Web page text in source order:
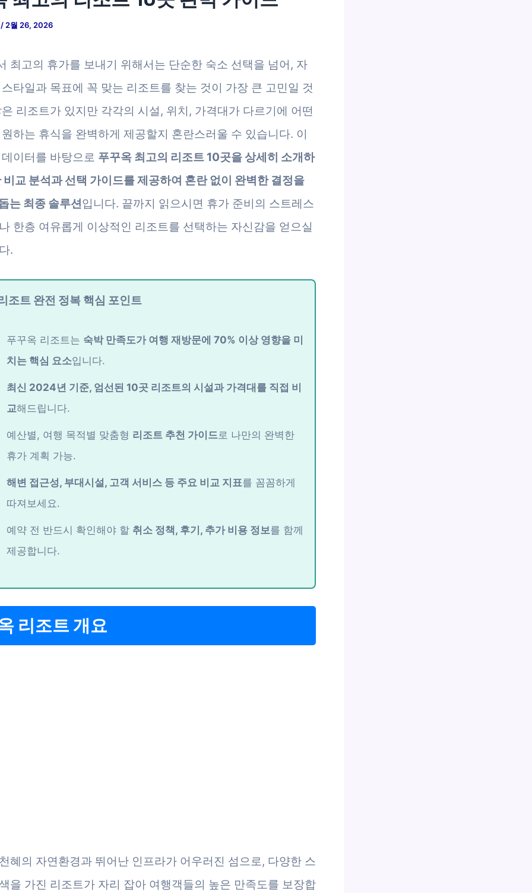
/ 2월 26, 2026
최고의 휴가를 보내기 위해서는 단순한 숙소 선택을 넘어, 자
타일과 목표에 꼭 맞는 리조트를 찾는 것이 가장 큰 고민일 것
리조트가 있지만 각각의 시설, 위치, 가격대가 다르기에 어떤
하는 휴식을 완벽하게 제공할지 혼란스러울 수 있습니다. 이
이터를 바탕으로 푸꾸옥 최고의 리조트 10곳을 상세히 소개하
비교 분석과 선택 가이드를 제공하여 혼란 없이 완벽한 결정을
는 최종 솔루션입니다. 끝까지 읽으시면 휴가 준비의 스트레스
한층 여유롭게 이상적인 리조트를 선택하는 자신감을 얻으실
.
조트 완전 정복 핵심 포인트
푸꾸옥 리조트는 숙박 만족도가 여행 재방문에 70% 이상 영향을 미
치는 핵심 요소입니다.
최신 2024년 기준, 엄선된 10곳 리조트의 시설과 가격대를 직접 비
교해드립니다.
예산별, 여행 목적별 맞춤형 리조트 추천 가이드로 나만의 완벽한
휴가 계획 가능.
해변 접근성, 부대시설, 고객 서비스 등 주요 비교 지표를 꼼꼼하게
따져보세요.
예약 전 반드시 확인해야 할 취소 정책, 후기, 추가 비용 정보를 함께
제공합니다.
리조트 개요
혜의 자연환경과 뛰어난 인프라가 어우러진 섬으로, 다양한 스
을 가진 리조트가 자리 잡아 여행객들의 높은 만족도를 보장합